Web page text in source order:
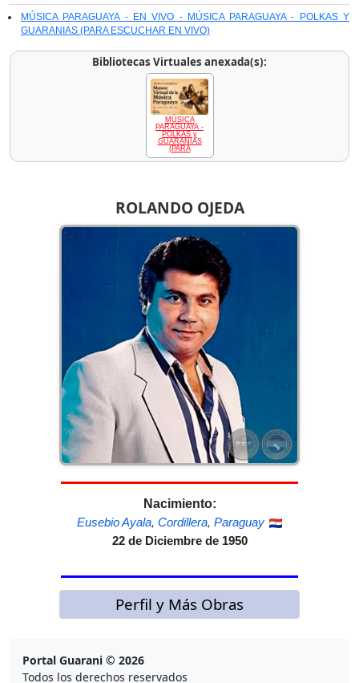
ROLANDO OJEDA
Nacimiento:
Eusebio Ayala, Cordillera, Paraguay
22 de Diciembre de 1950
Perfil y Más Obras
MÚSICA PARAGUAYA - EN VIVO - MÚSICA PARAGUAYA - POLKAS Y
GUARANIAS (PARA ESCUCHAR EN VIVO)
Bibliotecas Virtuales anexada(s):
MÚSICA
PARAGUAYA -
POLKAS y
GUARANIAS
(PARA
Portal Guarani © 2026
Todos los derechos reservados